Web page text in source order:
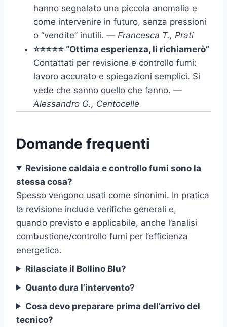
hanno segnalato una piccola anomalia e
come intervenire in futuro, senza pressioni
o “vendite” inutili. — Francesca T., Prati
⭐⭐⭐⭐⭐ “Ottima esperienza, li richiamerò”
Contattati per revisione e controllo fumi:
lavoro accurato e spiegazioni semplici. Si
vede che sanno quello che fanno. —
Alessandro G., Centocelle
Domande frequenti
Revisione caldaia e controllo fumi sono la
stessa cosa?
Spesso vengono usati come sinonimi. In pratica
la revisione include verifiche generali e,
quando previsto e applicabile, anche l’analisi
combustione/controllo fumi per l’efficienza
energetica.
Rilasciate il Bollino Blu?
Quanto dura l’intervento?
Cosa devo preparare prima dell’arrivo del
tecnico?